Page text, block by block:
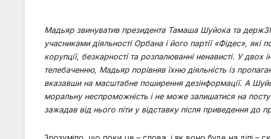
Мадьяр звинуватив президента Тамаша Шуйока та
учасниками діяльності Орбана і його партії «Фідес», які
корупції, безкарності та розпалюванні ненависті. У
телебаченню, Мадьяр порівняв їхню діяльність із
вказавши на масштабне поширення дезінформації. А
моральну неспроможність і не може залишатися на
зажадав від нього піти у відставку після приведення до